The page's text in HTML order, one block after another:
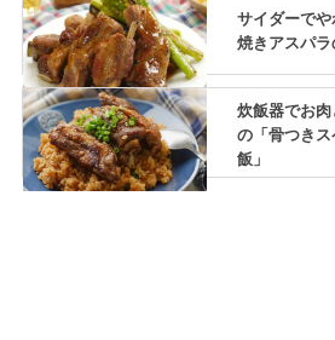
サイダーで
焼きアスパ
炊飯器でお
の「骨つき
飯」